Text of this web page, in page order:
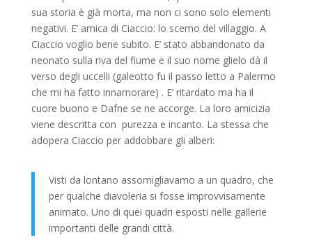
sua storia è già morta, ma non ci sono solo elementi
negativi. E’ amica di Ciaccio: lo scemo del villaggio. A
Ciaccio voglio bene subito. E’ stato abbandonato da
neonato sulla riva del fiume e il suo nome glielo dà il
verso degli uccelli (galeotto fu il passo letto a Palermo
che mi ha fatto innamorare) . E’ ritardato ma ha il
cuore buono e Dafne se ne accorge. La loro amicizia
viene descritta con purezza e incanto. La stessa che
adopera Ciaccio per addobbare gli alberi:
Visti da lontano assomigliavamo a un quadro, che
per qualche diavoleria si fosse improvvisamente
animato. Uno di quei quadri esposti nelle gallerie
importanti delle grandi città.